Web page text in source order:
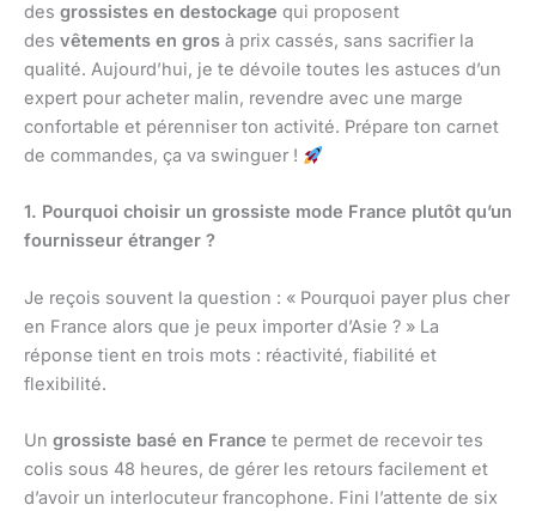
des grossistes en destockage qui proposent
des vêtements en gros à prix cassés, sans sacrifier la
qualité. Aujourd’hui, je te dévoile toutes les astuces d’un
expert pour acheter malin, revendre avec une marge
confortable et pérenniser ton activité. Prépare ton carnet
de commandes, ça va swinguer !
1. Pourquoi choisir un grossiste mode France plutôt qu’un
fournisseur étranger ?
Je reçois souvent la question : « Pourquoi payer plus cher
en France alors que je peux importer d’Asie ? » La
réponse tient en trois mots : réactivité, fiabilité et
flexibilité.
Un grossiste basé en France te permet de recevoir tes
colis sous 48 heures, de gérer les retours facilement et
d’avoir un interlocuteur francophone. Fini l’attente de six